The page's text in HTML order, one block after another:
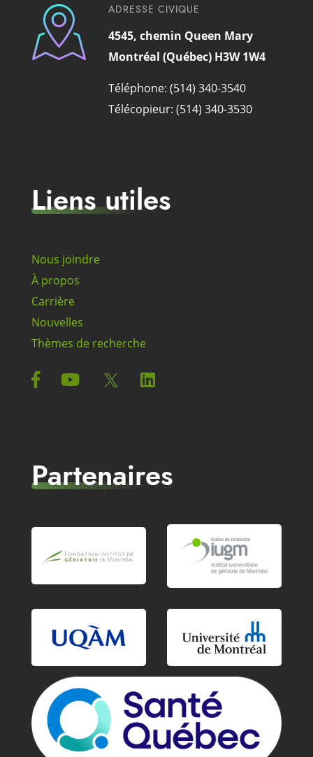
ADRESSE CIVIQUE
4545, chemin Queen Mary
Montréal (Québec) H3W 1W4
Téléphone: (514) 340-3540
Télécopieur: (514) 340-3530
Liens utiles
Nous joindre
À propos
Carrière
Nouvelles
Thèmes de recherche
Partenaires